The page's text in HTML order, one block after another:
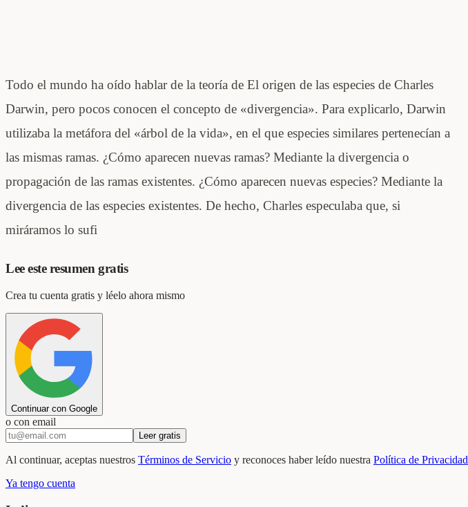
Todo el mundo ha oído hablar de la teoría de El origen de las especies de Charles
Darwin, pero pocos conocen el concepto de «divergencia». Para explicarlo, Darwin
utilizaba la metáfora del «árbol de la vida», en el que especies similares pertenecían a
las mismas ramas. ¿Cómo aparecen nuevas ramas? Mediante la divergencia o
propagación de las ramas existentes. ¿Cómo aparecen nuevas especies? Mediante la
divergencia de las especies existentes. De hecho, Charles especulaba que, si
miráramos lo sufi
Lee este resumen gratis
Crea tu cuenta gratis y léelo ahora mismo
Continuar con Google
o con email
Leer gratis
Al continuar, aceptas nuestros Términos de Servicio y reconoces haber leído nuestra Política de Privacidad
Ya tengo cuenta